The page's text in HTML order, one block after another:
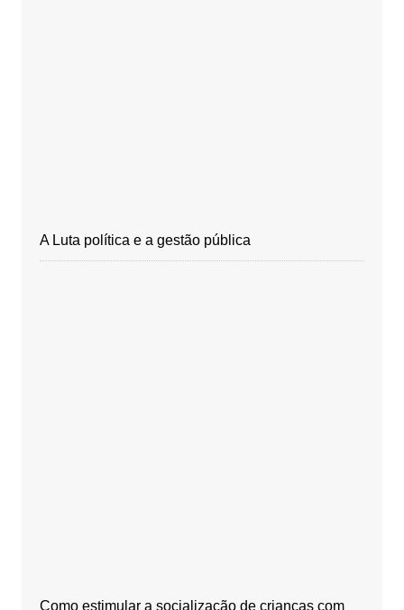
A Luta política e a gestão pública
Como estimular a socialização de crianças com